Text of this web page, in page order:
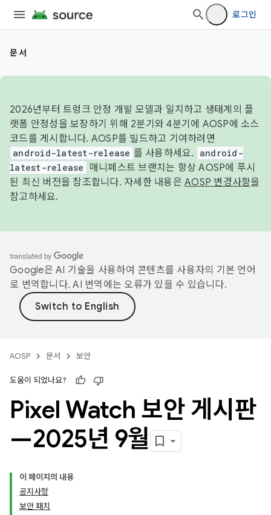
로그인
문서
2026년부터 트렁크 안정 개발 모델과 일치하고 생태계의 플
랫폼 안정성을 보장하기 위해 2분기와 4분기에 AOSP에 소스
코드를 게시합니다. AOSP를 빌드하고 기여하려면
android-latest-release 를 사용하세요.
android-
latest-release
매니페스트 브랜치는 항상 AOSP에 푸시
된 최신 버전을 참조합니다. 자세한 내용은 AOSP 변경사항을
참고하세요.
Google은 AI 기술을 사용하여 콘텐츠를 사용자의 기본 언어
로 번역합니다. AI 번역에는 오류가 있을 수 있습니다.
AOSP 문서 보안
도움이 되었나요?
Pixel Watch 보안 게시판
—2025년 9월
이 페이지의 내용
공지사항
보안 패치